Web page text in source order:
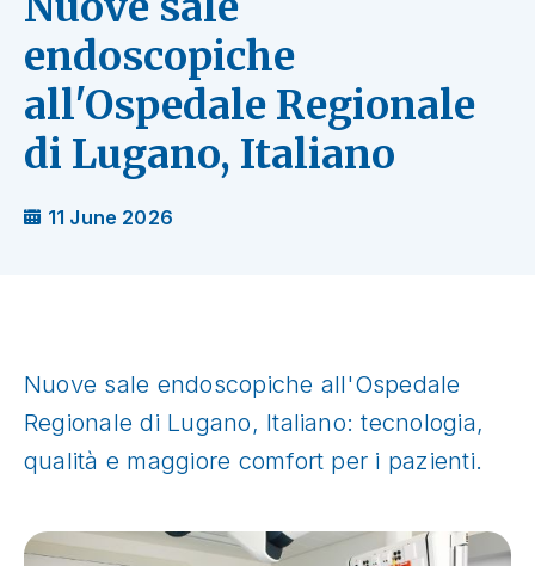
endoscopiche
all'Ospedale Regionale
di Lugano, Italiano
11 June 2026
Nuove sale endoscopiche all'Ospedale
Regionale di Lugano, Italiano: tecnologia,
qualità e maggiore comfort per i pazienti.